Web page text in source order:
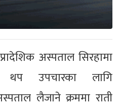
अस्पताल सिरहामा
थप उपचारका लागि
लैजाने क्रममा राती